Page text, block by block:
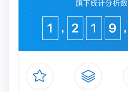
群众对医疗费用的不满，很